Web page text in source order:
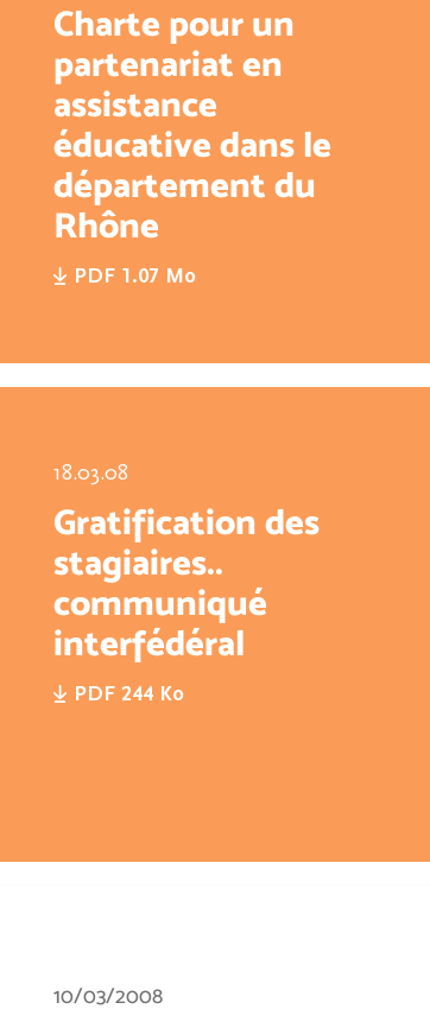
Charte pour un
partenariat en
assistance
éducative dans le
département du
Rhône
PDF 1.07 Mo
18.03.08
Gratification des
stagiaires..
communiqué
interfédéral
PDF 244 Ko
10/03/2008